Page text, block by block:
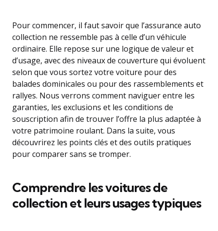
Pour commencer, il faut savoir que l’assurance auto
collection ne ressemble pas à celle d’un véhicule
ordinaire. Elle repose sur une logique de valeur et
d’usage, avec des niveaux de couverture qui évoluent
selon que vous sortez votre voiture pour des
balades dominicales ou pour des rassemblements et
rallyes. Nous verrons comment naviguer entre les
garanties, les exclusions et les conditions de
souscription afin de trouver l’offre la plus adaptée à
votre patrimoine roulant. Dans la suite, vous
découvrirez les points clés et des outils pratiques
pour comparer sans se tromper.
Comprendre les voitures de
collection et leurs usages typiques